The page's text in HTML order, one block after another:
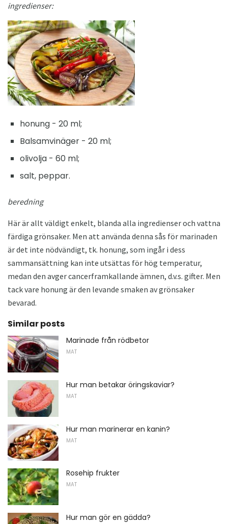
ingredienser:
honung - 20 ml;
Balsamvinäger - 20 ml;
olivolja - 60 ml;
salt, peppar.
beredning
Här är allt väldigt enkelt, blanda alla ingredienser och vattna
färdiga grönsaker. Men att använda denna sås för marinaden
är det inte nödvändigt, tk. honung, som ingår i dess
sammansättning kan inte utsättas för hög temperatur,
medan den avger cancerframkallande ämnen, d.v.s. gifter. Men
tack vare honung är den levande smaken av grönsaker
bevarad.
Similar posts
Marinade från rödbetor
MAT
Hur man betakar öringskaviar?
MAT
Hur man marinerar en kanin?
MAT
Rosehip frukter
MAT
Hur man gör en gädda?